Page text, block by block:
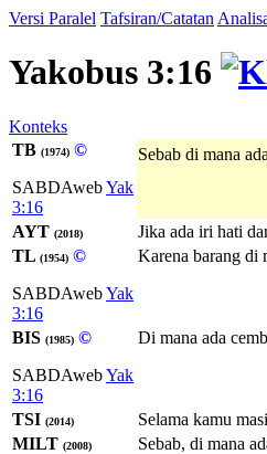
Versi Paralel Tafsiran/Catatan
Yakobus 3:16
Konteks
TB (1974) ©
SABDAwebYak
3:16
Sebab di mana
AYT (2018)
Jika ada iri hati
TL (1954) ©
SABDAwebYak
3:16
Karena barang di
BIS (1985) ©
SABDAwebYak
3:16
Di mana ada
TSI (2014)
Selama kamu
MILT (2008)
Sebab, di mana